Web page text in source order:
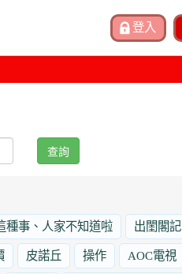
查詢
種事、人家不知道啦 出閨閣記
皮諾丘 操作 AOC電視